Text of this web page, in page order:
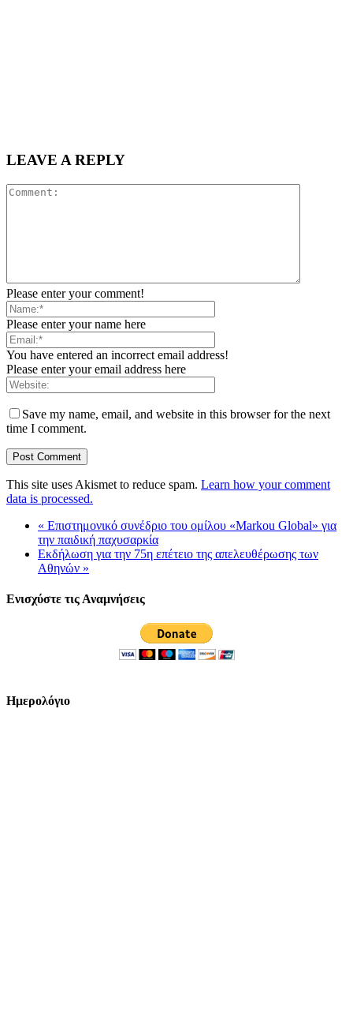
LEAVE A REPLY
Please enter your comment!
Please enter your name here
You have entered an incorrect email address!
Please enter your email address here
Save my name, email, and website in this browser for the next
time I comment.
This site uses Akismet to reduce spam. Learn how your comment
data is processed.
« Επιστημονικό συνέδριο του ομίλου «Markou Global» για
την παιδική παχυσαρκία
Εκδήλωση για την 75η επέτειο της απελευθέρωσης των
Αθηνών »
Ενισχύστε τις Αναμνήσεις
Ημερολόγιο